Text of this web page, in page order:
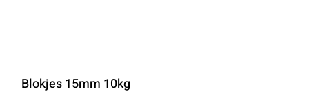
Blokjes 15mm 10kg